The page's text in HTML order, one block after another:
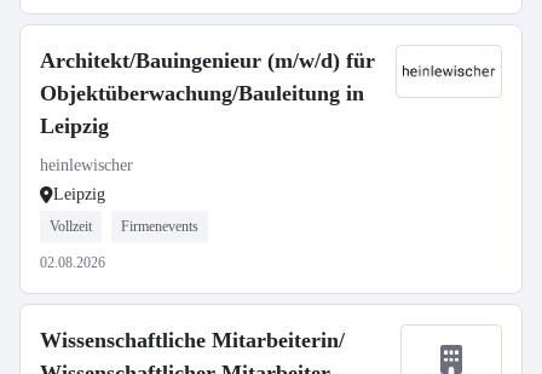
Architekt/Bauingenieur (m/w/d) für
Objektüberwachung/Bauleitung in
Leipzig
heinlewischer
Leipzig
Vollzeit Firmenevents
02.08.2026
Wissenschaftliche Mitarbeiterin/